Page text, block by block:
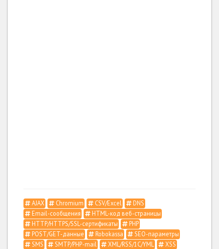
AJAX Chromium CSV/Excel
DNS
Email-сообщения
HTML-код веб-страницы
HTTP/HTTPS/SSL-сертификаты
PHP
POST/GET-данные
Robokassa
SEO-параметры
SMS
SMTP/PHP-mail XML/RSS/1С/YML
XSS